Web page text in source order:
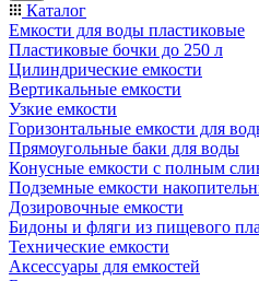
Каталог
Емкости для воды пластиковые
Пластиковые бочки до 250 л
Цилиндрические емкости
Вертикальные емкости
Узкие емкости
Горизонтальные емкости для
Прямоугольные баки для воды
Конусные емкости с полным
Подземные емкости
Дозировочные емкости
Бидоны и фляги из пищевого
Технические емкости
Аксессуары для емкостей